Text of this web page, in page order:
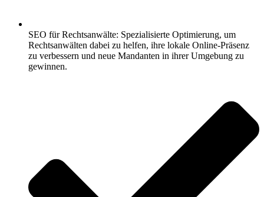
SEO für Rechtsanwälte: Spezialisierte Optimierung, um
Rechtsanwälten dabei zu helfen, ihre lokale Online-Präsenz
zu verbessern und neue Mandanten in ihrer Umgebung zu
gewinnen.